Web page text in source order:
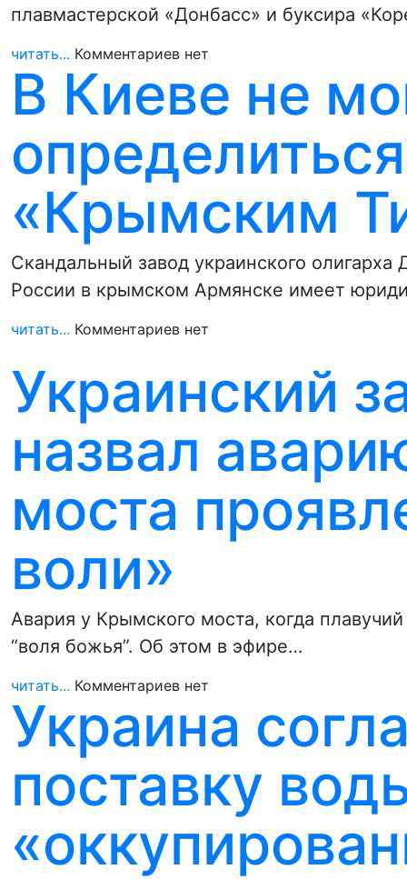
плавмастерской «Донбасс» и буксира
читать... Комментариев нет
В Киеве не
«Крымским
Скандальный завод украинского
России в крымском Армянске имеет
читать... Комментариев нет
Украинский
назвал
моста
воли»
Авария у Крымского моста, когда
“воля божья”. Об этом в эфире…
читать... Комментариев нет
Украина
поставку